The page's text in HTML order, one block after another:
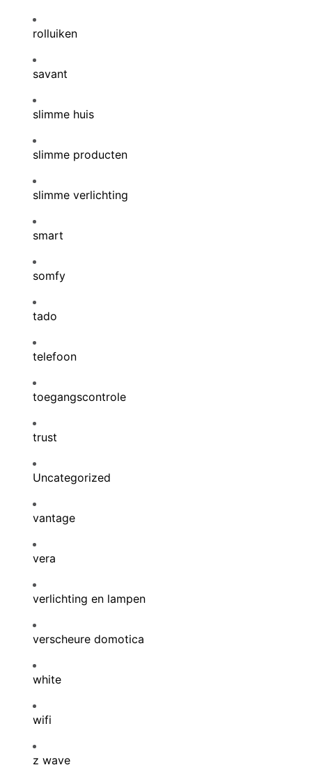
rolluiken
savant
slimme huis
slimme producten
slimme verlichting
smart
somfy
tado
telefoon
toegangscontrole
trust
Uncategorized
vantage
vera
verlichting en lampen
verscheure domotica
white
wifi
z wave